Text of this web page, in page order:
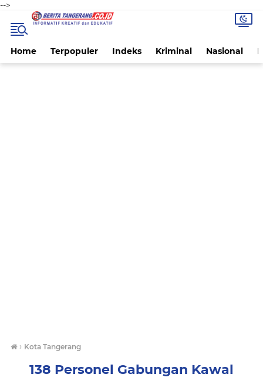
-->
Home Terpopuler Indeks Kriminal Nasional
› Kota Tangerang
138 Personel Gabungan Kawal